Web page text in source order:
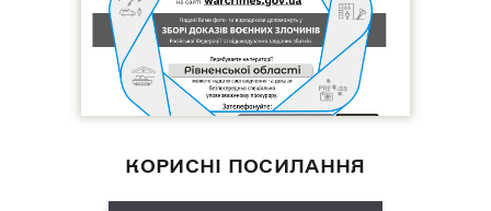
КОРИСНІ ПОСИЛАННЯ